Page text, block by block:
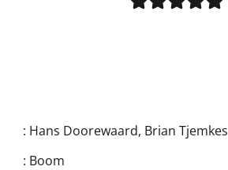
: Hans Doorewaard, Brian Tjemkes
: Boom